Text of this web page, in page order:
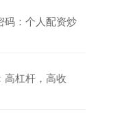
码：个人配资炒
高杠杆，高收